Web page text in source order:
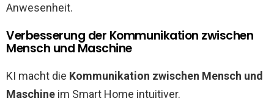
Anwesenheit.
Verbesserung der Kommunikation zwischen
Mensch und Maschine
KI macht die Kommunikation zwischen Mensch und
Maschine im Smart Home intuitiver.